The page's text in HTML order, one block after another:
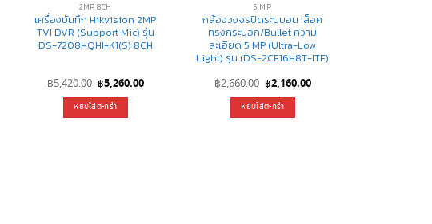
2MP 8CH
เครื่องบันทึก Hikvision 2MP
TVI DVR (Support Mic) รุ่น
DS-7208HQHI-K1(S) 8CH
฿5,420.00 Original
price
was:
฿5,420.00.
฿5,260.00Current
หยิบใส่ตะกร้า
5 MP
กล้องวงจรปิดระบบอนาล็อค
ทรงกระบอก/Bullet ความ
ละเอียด 5 MP (Ultra-Low
Light) รุ่น (DS-2CE16H8T-ITF)
฿2,660.00 Original
price
was:
฿2,660.00.
฿2,160.00Current
หยิบใส่ตะกร้า